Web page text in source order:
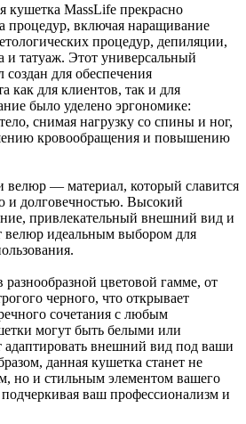
кушетка MassLife прекрасно
процедур, включая наращивание
процедур, депиляции,
и татуаж. Этот универсальный
создан для обеспечения
как для клиентов, так и для
было уделено эргономике:
снимая нагрузку со спины и ног,
кровообращения и повышению
— материал, который славится
и долговечностью. Высокий
привлекательный внешний вид и
велюр идеальным выбором для
разнообразной цветовой гамме, от
черного, что открывает
сочетания с любым
могут быть белыми или
адаптировать внешний вид под ваши
данная кушетка станет не
но и стильным элементом вашего
подчеркивая ваш профессионализм и